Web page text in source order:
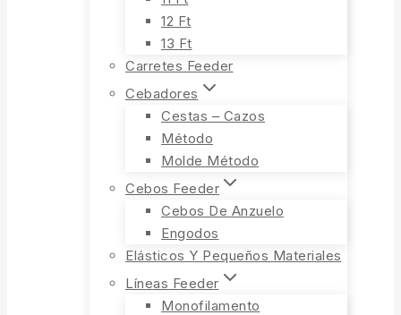
12 Ft
13 Ft
Carretes Feeder
Cebadores
Cestas – Cazos
Método
Molde Método
Cebos Feeder
Cebos De Anzuelo
Engodos
Elásticos Y Pequeños Materiales
Líneas Feeder
Monofilamento